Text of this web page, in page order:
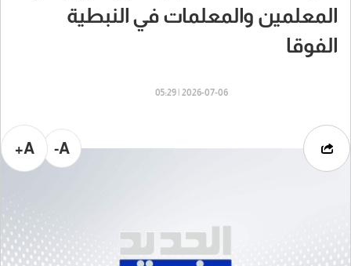
المعلمين والمعلمات في النبطية
الفوقا
2026-07-06 | 05:29
A-
A+